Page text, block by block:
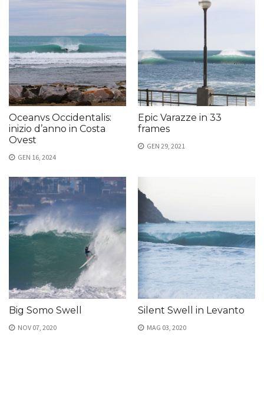
Oceanvs Occidentalis:
inizio d’anno in Costa
Ovest
GEN 16, 2024
Epic Varazze in 33
frames
GEN 29, 2021
Big Somo Swell
NOV 07, 2020
Silent Swell in Levanto
MAG 03, 2020